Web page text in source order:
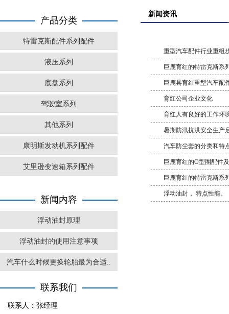
产品分类
特雷克斯配件系列配件
液压系列
底盘系列
驾驶室系列
其他系列
康明斯发动机系列配件
艾里逊变速箱系列配件
新闻内容
浮动油封原理
浮动油封的使用注意事项
汽车什么时候更换轮胎最为合适..
联系我们
联系人：张经理
新闻资讯
重型汽车配件行业重组
巨鹿育红的特雷克斯系
巨鹿县育红重型汽车配
育红公司企业文化
育红人有良好的工作环
暑期防汛抗洪安全生产
汽车防尘套的分类和特
巨鹿育红的O型圈配件
巨鹿育红的特雷克斯系
浮动油封， 特点性能。